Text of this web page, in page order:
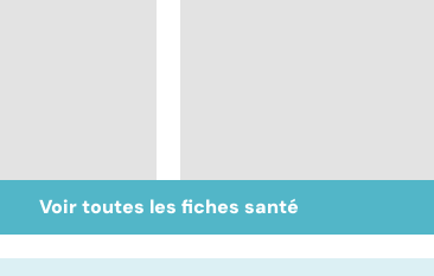
les
Maladies rares : la
maladie dans les
Voir toutes les fiches santé